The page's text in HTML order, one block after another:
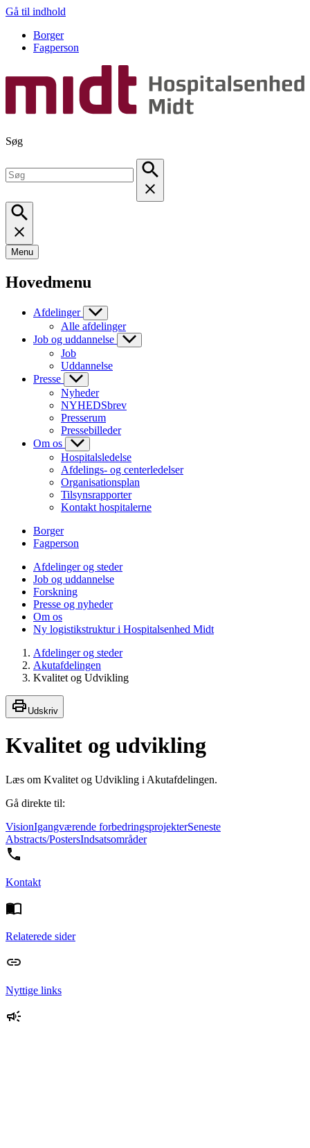
Gå til indhold
Borger
Fagperson
Søg
Menu
Hovedmenu
Afdelinger
Alle afdelinger
Job og uddannelse
Job
Uddannelse
Presse
Nyheder
NYHEDSbrev
Presserum
Pressebilleder
Om os
Hospitalsledelse
Afdelings- og centerledelser
Organisationsplan
Tilsynsrapporter
Kontakt hospitalerne
Borger
Fagperson
Afdelinger og steder
Job og uddannelse
Forskning
Presse og nyheder
Om os
Ny logistikstruktur i Hospitalsenhed Midt
Afdelinger og steder
Akutafdelingen
Kvalitet og Udvikling
Udskriv
Kvalitet og udvikling
Læs om Kvalitet og Udvikling i Akutafdelingen.
Gå direkte til:
VisionIgangværende forbedringsprojekterSeneste
Abstracts/PostersIndsatsområder
Kontakt
Relaterede sider
Nyttige links